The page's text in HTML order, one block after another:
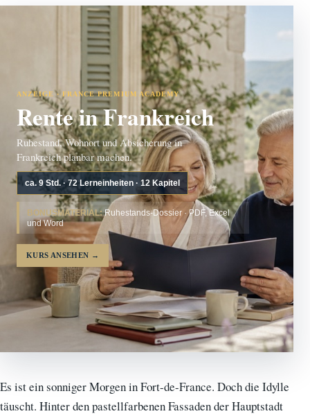
ANZEIGE · FRANCE PREMIUM ACADEMY
Rente in Frankreich
Ruhestand, Wohnort und Absicherung in
Frankreich planbar machen.
ca. 9 Std. · 72 Lerneinheiten · 12 Kapitel
BONUSMATERIAL:Ruhestands-Dossier · PDF, Excel
und Word
KURS ANSEHEN →
Es ist ein sonniger Morgen in Fort-de-France. Doch die Idylle
täuscht. Hinter den pastellfarbenen Fassaden der Hauptstadt